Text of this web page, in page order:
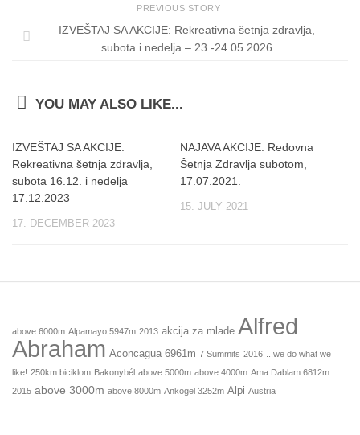
PREVIOUS STORY
IZVEŠTAJ SA AKCIJE: Rekreativna šetnja zdravlja,
subota i nedelja – 23.-24.05.2026
YOU MAY ALSO LIKE...
IZVEŠTAJ SA AKCIJE:
Rekreativna šetnja zdravlja,
subota 16.12. i nedelja
17.12.2023
17. DECEMBER 2023
NAJAVA AKCIJE: Redovna
Šetnja Zdravlja subotom,
17.07.2021.
15. JULY 2021
above 6000m Alpamayo 5947m 2013 akcija za mlade Alfred
Abraham Aconcagua 6961m 7 Summits 2016
...we do what we
like! 250km biciklom Bakonybél above 5000m above 4000m Ama Dablam 6812m
2015 above 3000m above 8000m Ankogel 3252m Alpi Austria